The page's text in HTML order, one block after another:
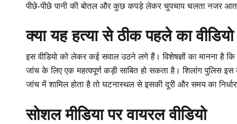
पीछे-पीछे पानी की बोतल और कुछ कपड़े लेकर चुपचाप चलता नजर
क्या यह हत्या से ठीक पहले का
इस वीडियो को लेकर कई सवाल उठने लगे हैं। विशेषज्ञों का मानना है
जांच के लिए एक महत्वपूर्ण कड़ी साबित हो सकता है। शिलांग पुलिस
जांच में शामिल होता है तो घटनास्थल से इसकी दूरी और समय का
सोशल मीडिया पर वायरल वीडियो